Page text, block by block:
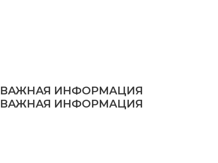
ВАЖНАЯ ИНФОРМАЦИЯ
ВАЖНАЯ ИНФОРМАЦИЯ